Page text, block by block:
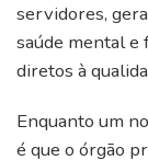
servidores,
saúde mental e
diretos à
Enquanto um
é que o órgão